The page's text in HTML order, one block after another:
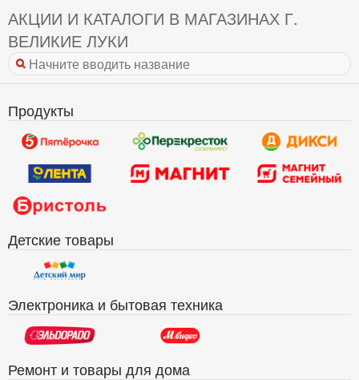
АКЦИИ И КАТАЛОГИ В МАГАЗИНАХ Г.
ВЕЛИКИЕ ЛУКИ
Продукты
Детские товары
Электроника и бытовая техника
Ремонт и товары для дома